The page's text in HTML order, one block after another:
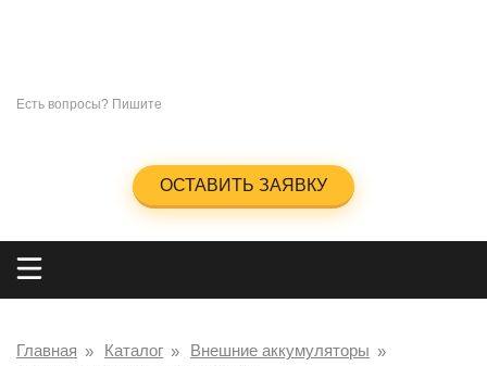
Есть вопросы? Пишите
ОСТАВИТЬ ЗАЯВКУ
Главная Каталог
Внешние аккумуляторы